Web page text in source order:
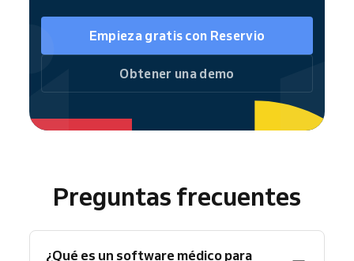
Empieza gratis con Reservio
Obtener una demo
Preguntas frecuentes
¿Qué es un software médico para